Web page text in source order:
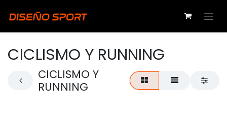
CICLISMO Y RUNNING
CICLISMO Y
RUNNING